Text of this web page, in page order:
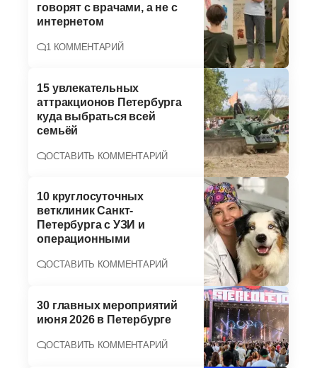
говорят с врачами, а не с
интернетом
1 КОММЕНТАРИЙ
15 увлекательных
аттракционов Петербурга
куда выбраться всей
семьёй
ОСТАВИТЬ КОММЕНТАРИЙ
10 круглосуточных
ветклиник Санкт-
Петербурга с УЗИ и
операционными
ОСТАВИТЬ КОММЕНТАРИЙ
30 главных мероприятий
июня 2026 в Петербурге
ОСТАВИТЬ КОММЕНТАРИЙ